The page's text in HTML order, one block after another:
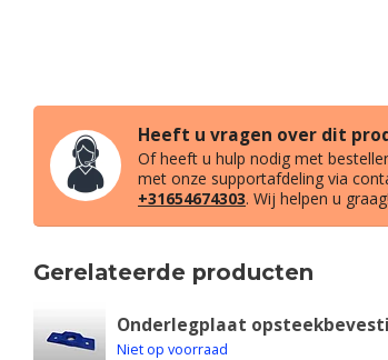
Heeft u vragen over dit
Of heeft u hulp nodig met
met onze supportafdeling via
+31654674303. Wij helpen u graag!
Gerelateerde producten
Onderlegplaat
Niet op voorraad